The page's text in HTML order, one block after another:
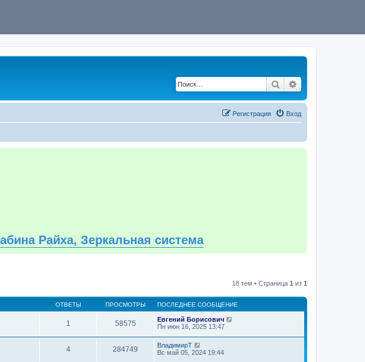
Поиск
Вход
Регистрация
Райха, Зеркальная система
18 тем • Страница 1 из 1
ОТВЕТЫ ПРОСМОТРЫ ПОСЛЕДНЕЕ СООБЩЕНИЕ
1 58575
Евгений Борисович
Пн июн 16, 2025 13:47
4 284749
ВладимирТ
Вс май 05, 2024 19:44